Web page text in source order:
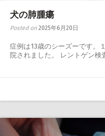
犬の肺腫瘍
Posted on 2025年6月20日
症例は13歳のシーズーです。
院されました。 レントゲン